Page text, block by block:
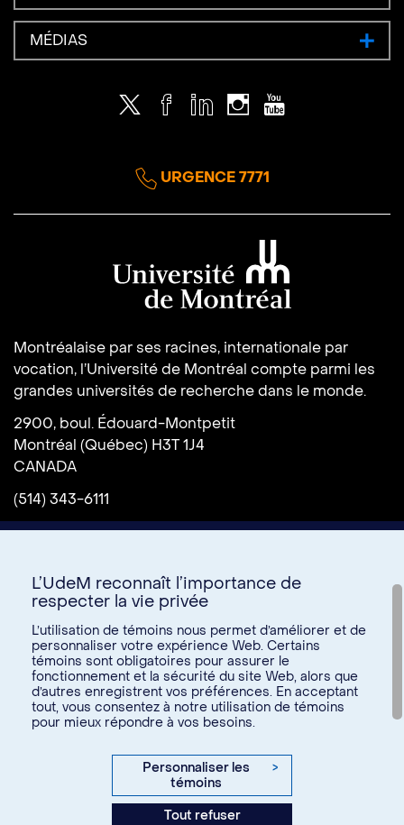
MÉDIAS
Twitter Facebook
LinkedInInstagramYoutube
URGENCE 7771
Montréalaise par ses racines, internationale par
vocation, l’Université de Montréal compte parmi les
grandes universités de recherche dans le monde.
2900, boul. Édouard-Montpetit
Montréal (Québec) H3T 1J4
CANADA
(514) 343-6111
Donnez à l’UdeM
U15
© Université de Montréal, 2026. Tous droits réservés.
Confidentialité
L’UdeM reconnaît l’importance de
respecter la vie privée
L’utilisation de témoins nous permet d’améliorer et de
personnaliser votre expérience Web. Certains
témoins sont obligatoires pour assurer le
fonctionnement et la sécurité du site Web, alors que
d’autres enregistrent vos préférences. En acceptant
tout, vous consentez à notre utilisation de témoins
pour mieux répondre à vos besoins.
Personnaliser les
témoins
>
Tout refuser